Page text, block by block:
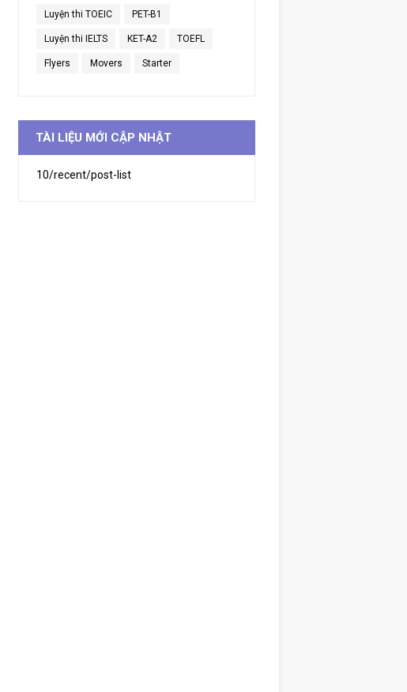
Luyện thi TOEIC PET-B1
Luyện thi IELTS KET-A2 TOEFL
Flyers Movers Starter
TÀI LIỆU MỚI CẬP NHẬT
10/recent/post-list